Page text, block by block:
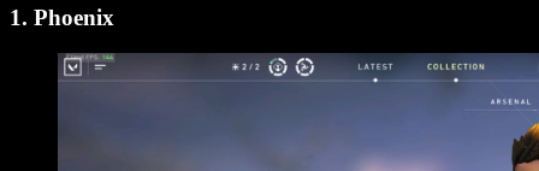
1. Phoenix